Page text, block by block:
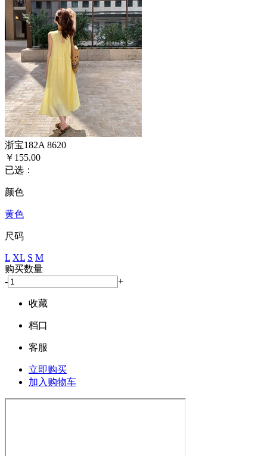
浙宝182A 8620
￥155.00
已选：
颜色
黄色
尺码
L XL S M
购买数量
-
+
收藏
档口
客服
立即购买
加入购物车